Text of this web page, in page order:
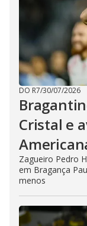
DO R7/30/07/2026
Cristal e
Zagueiro Pedro
em Bragança
menos